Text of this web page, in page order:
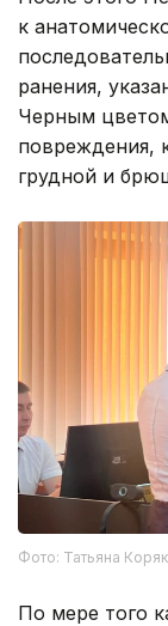
к
ранения,
Черным
повреждения,
грудной и
Фото: Татьяна
По мере того